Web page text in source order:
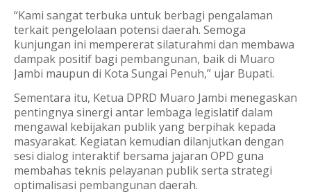
“Kami sangat terbuka untuk berbagi pengalaman
terkait pengelolaan potensi daerah. Semoga
kunjungan ini mempererat silaturahmi dan membawa
dampak positif bagi pembangunan, baik di Muaro
Jambi maupun di Kota Sungai Penuh,” ujar Bupati.
Sementara itu, Ketua DPRD Muaro Jambi menegaskan
pentingnya sinergi antar lembaga legislatif dalam
mengawal kebijakan publik yang berpihak kepada
masyarakat. Kegiatan kemudian dilanjutkan dengan
sesi dialog interaktif bersama jajaran OPD guna
membahas teknis pelayanan publik serta strategi
optimalisasi pembangunan daerah.